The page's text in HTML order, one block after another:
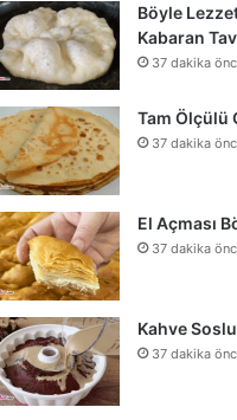
Böyle
Kabaran
37 dakika
Tam Ölçülü
37 dakika
El Açması
37 dakika
Kahve
37 dakika